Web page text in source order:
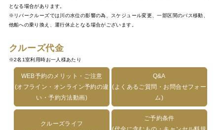
となる場合があります。
※リバークルーズでは川の水位の影響の為、スケジュール変更、一部区間のバス移動、
他船への乗り換え、運行休止となる場合がございます。
クルーズ代金
※2名1室利用時お一人様あたり
WEB予約のメリット・ご注意
(オフライン・オンライン予約の違
い・予約方法動画)
Q&A
(よくあるご質問・お問合せフォー
ム)
クルーズライフ
ご予約条件